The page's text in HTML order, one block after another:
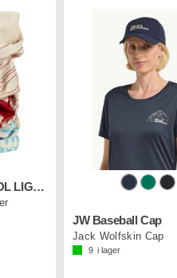
THERM-IC NW COOL LIGHT Colibri
JW Baseball Cap
Jack Wolfskin Cap
9 i lager